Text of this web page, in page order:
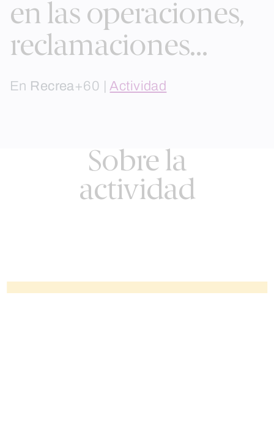
en las operaciones,
reclamaciones…
En Recrea+60 |Actividad
Sobre la
actividad